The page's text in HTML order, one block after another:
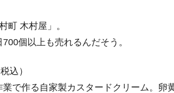
町 木村屋」。
個以上も売れるんだそう。
込）
で作る自家製カスタードクリーム。卵